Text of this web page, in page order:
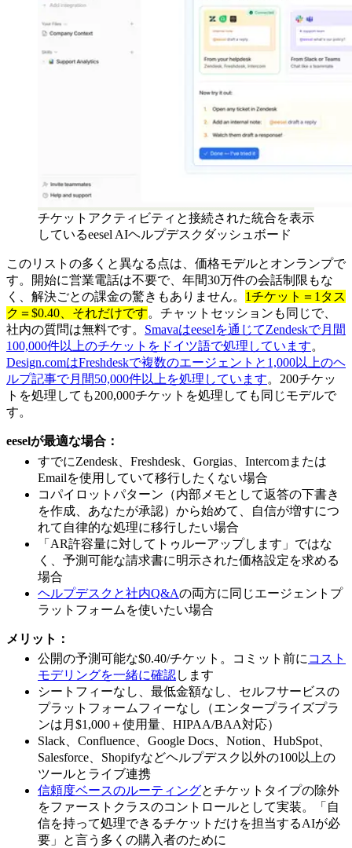
チケットアクティビティと接続された統合を表示
しているeesel AIヘルプデスクダッシュボード
このリストの多くと異なる点は、価格モデルとオンランプで
す。開始に営業電話は不要で、年間30万件の会話制限もな
く、解決ごとの課金の驚きもありません。 1チケット＝1タス
ク＝$0.40、それだけです。チャットセッションも同じで、
社内の質問は無料です。 Smavaはeeselを通じてZendeskで月間
100,000件以上のチケットをドイツ語で処理しています。
Design.comはFreshdeskで複数のエージェントと1,000以上のヘ
ルプ記事で月間50,000件以上を処理しています。200チケッ
トを処理しても200,000チケットを処理しても同じモデルで
す。
eeselが最適な場合：
すでにZendesk、Freshdesk、Gorgias、Intercomまたは
Emailを使用していて移行したくない場合
コパイロットパターン（内部メモとして返答の下書き
を作成、あなたが承認）から始めて、自信が増すにつ
れて自律的な処理に移行したい場合
「AR許容量に対してトゥルーアップします」ではな
く、予測可能な請求書に明示された価格設定を求める
場合
ヘルプデスクと社内Q&Aの両方に同じエージェントプ
ラットフォームを使いたい場合
メリット：
公開の予測可能な$0.40/チケット。コミット前に コスト
モデリングを一緒に確認します
シートフィーなし、最低金額なし、セルフサービスの
プラットフォームフィーなし（エンタープライズプラ
ンは月$1,000＋使用量、HIPAA/BAA対応）
Slack、Confluence、Google Docs、Notion、HubSpot、
Salesforce、Shopifyなどヘルプデスク以外の100以上の
ツールとライブ連携
信頼度ベースのルーティングとチケットタイプの除外
をファーストクラスのコントロールとして実装。「自
信を持って処理できるチケットだけを担当するAIが必
要」と言う多くの購入者のために